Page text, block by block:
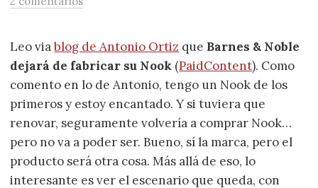
Leo viablog de Antonio Ortiz que Barnes & Noble
dejará de fabricar su Nook (PaidContent). Como
comento en lo de Antonio, tengo un Nook de los
primeros y estoy encantado. Y si tuviera que
renovar, seguramente volvería a comprar Nook…
pero no va a poder ser. Bueno, sí la marca, pero el
producto será otra cosa. Más allá de eso, lo
interesante es ver el escenario que queda, con